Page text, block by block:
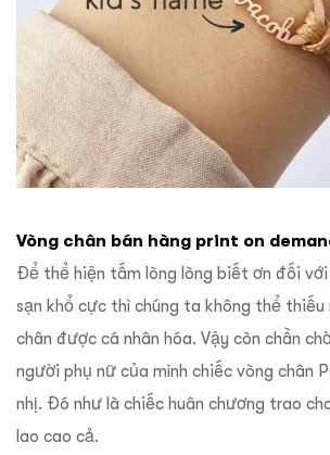
Vòng chân bán hàng print on
Để thể hiện tấm lòng lòng biết ơn đối
sạn khổ cực thì chúng ta không thể thiếu
chân được cá nhân hóa. Vậy còn chần
người phụ nữ của mình chiếc vòng chân
nhị. Đó như là chiếc huân chương trao
lao cao cả.